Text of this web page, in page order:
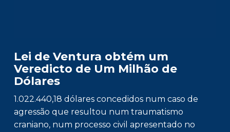
Lei de Ventura obtém um
Veredicto de Um Milhão de
Dólares
1.022.440,18 dólares concedidos num caso de
agressão que resultou num traumatismo
craniano, num processo civil apresentado no